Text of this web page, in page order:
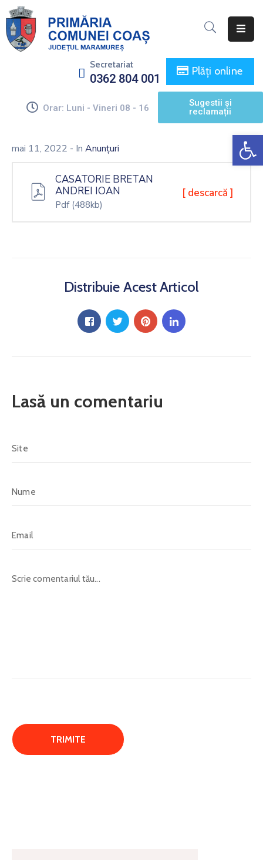
Acasă
Consiliul
Informații
Public
Secretariat
0362 804 001
Plăți online
Orar: Luni - Vineri 08 - 16
Sugestii și
reclamații
mai 11, 2022 - In Anunțuri
CASATORIE BRETAN
ANDREI IOAN
Pdf (488kb)
[ descarcă ]
Distribuie Acest Articol
Lasă un comentariu